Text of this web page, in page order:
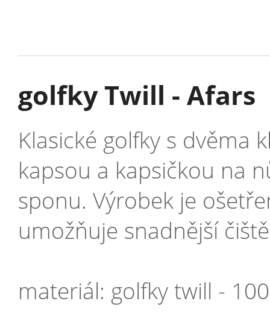
golfky Twill - Afars
Klasické golfky s dvěma
kapsou a kapsičkou na
sponu. Výrobek je
umožňuje snadnější
materiál: golfky twill -